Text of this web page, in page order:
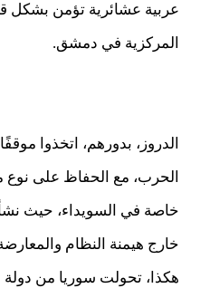
عربية عشائرية تؤمن بشكل
المركزية في دمشق.
الدروز، بدورهم، اتخذوا
الحرب، مع الحفاظ على نوع
خاصة في السويداء، حيث
خارج هيمنة النظام
هكذا، تحولت سوريا من